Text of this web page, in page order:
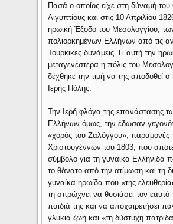
Πασά ο οποίος είχε στη δύναμή του
Αιγυπτίους και στις 10 Απριλίου
ηρωική Έξοδο του Μεσολογγίου,
πολιορκημένων Ελλήνων από τις
Τούρκικες δυνάμεις. Γι΄αυτή την
μεταγενέστερα η πόλις του
δέχθηκε την τιμή να της αποδοθεί ο
Ιερής Πόλης.
Την Ιερή φλόγα της επανάστασης
Ελλήνων όμως, την έδωσαν
«χορός του Ζαλόγγου», παραμονές
Χριστουγέννων του 1803, που
σύμβολο για τη γυναίκα Ελληνίδα
το θάνατο από την ατίμωση και τη
γυναίκα-ηρωίδα που «της
τη σπρώχνει να θυσιάσει τον εαυτό
παιδιά της και να αποχαιρετήσει
γλυκιά ζωή και «τη δύστυχη